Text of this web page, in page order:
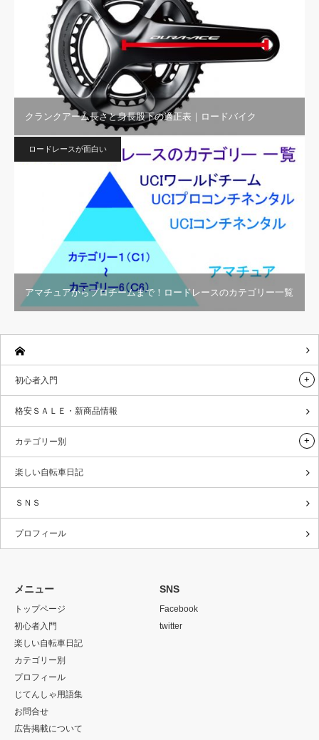
クランクアーム長さと身長股下の適正表｜ロードバイク
ロードレースが面白い
アマチュアからプロチームまで！ロードレースのカテゴリー一覧
初心者入門
格安ＳＡＬＥ・新商品情報
カテゴリー別
楽しい自転車日記
ＳＮＳ
プロフィール
メニュー
トップページ
初心者入門
楽しい自転車日記
カテゴリー別
プロフィール
じてんしゃ用語集
お問合せ
広告掲載について
SNS
Facebook
twitter